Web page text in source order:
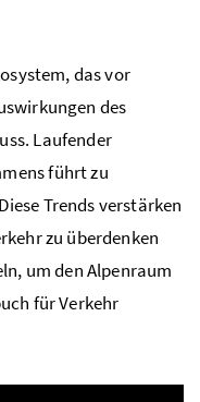
das vor
des
Laufender
führt zu
Trends verstärken
zu überdenken
um den Alpenraum
für Verkehr